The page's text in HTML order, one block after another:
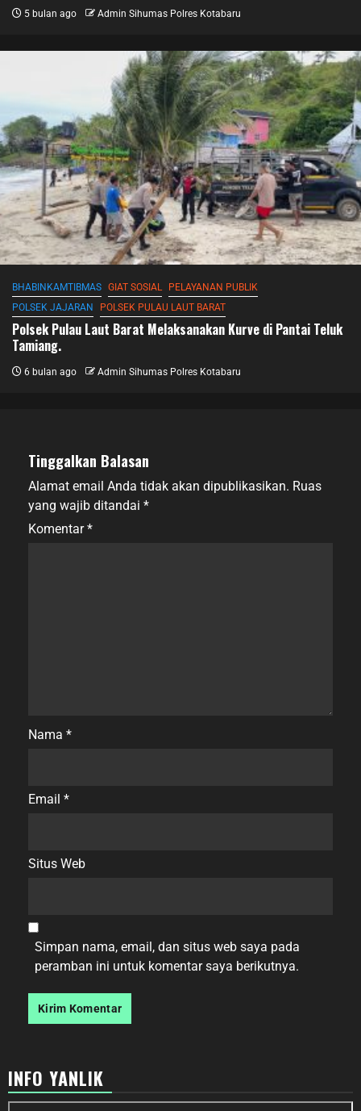
5 bulan ago Admin Sihumas Polres Kotabaru
BHABINKAMTIBMAS GIAT SOSIAL
PELAYANAN PUBLIK
POLSEK JAJARAN
POLSEK PULAU LAUT BARAT
Polsek Pulau Laut Barat Melaksanakan Kurve di Pantai Teluk
Tamiang.
6 bulan ago Admin Sihumas Polres Kotabaru
Tinggalkan Balasan
Alamat email Anda tidak akan dipublikasikan. Ruas
yang wajib ditandai *
Komentar*
Nama *
Email *
Situs Web
Simpan nama, email, dan situs web saya pada
peramban ini untuk komentar saya berikutnya.
INFO YANLIK